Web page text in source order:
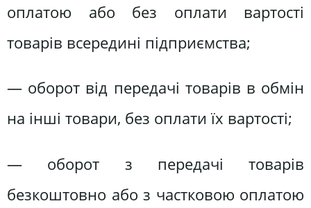
оплатою або без оплати вартості
товарів всередині підприємства;
— оборот від передачі товарів в обмін
на інші товари, без оплати їх вартості;
— оборот з передачі товарів
безкоштовно або з частковою оплатою